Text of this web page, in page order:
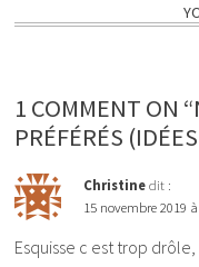
1 COMMENT ON
PRÉFÉRÉS
Christine dit :
15 novembre 2019
Esquisse c est trop